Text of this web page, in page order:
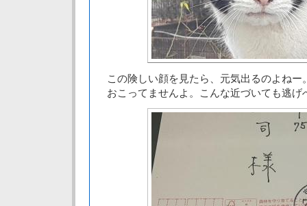
この険しい顔を見たら、元気出るのよねー
おこってませんよ。こんな近づいても逃げ